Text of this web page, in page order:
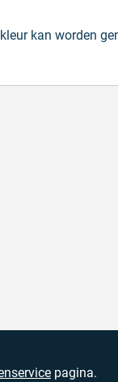
kan worden
pagina.